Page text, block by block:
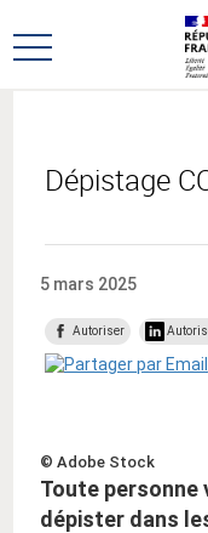
au
menu
au
contenu
Ouvrir
Dépistage
5 mars 2025
Autoriser
© Adobe Stock
Toute
dépister dans